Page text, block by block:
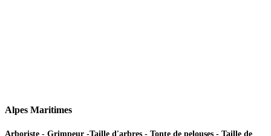
Alpes Maritimes
Arboriste - Grimpeur -Taille d'arbres - Tonte de pelouses - Taille de